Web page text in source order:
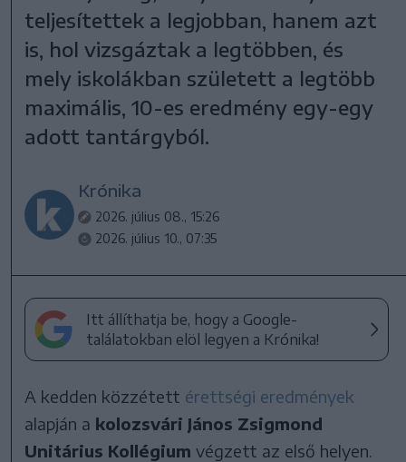
teljesítettek a legjobban, hanem azt
is, hol vizsgáztak a legtöbben, és
mely iskolákban született a legtöbb
maximális, 10-es eredmény egy-egy
adott tantárgyból.
Krónika
2026. július 08., 15:26
2026. július 10., 07:35
Itt állíthatja be, hogy a Google-
találatokban elöl legyen a Krónika!
A kedden közzétett érettségi eredmények
alapján a kolozsvári János Zsigmond
Unitárius Kollégium végzett az első helyen.